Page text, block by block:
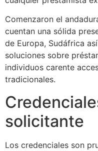
Comenzaron el
cuentan una sólida
de Europa, Sudáfrica
soluciones sobre
individuos carente
tradicionales.
solicitante
Los credenciales son